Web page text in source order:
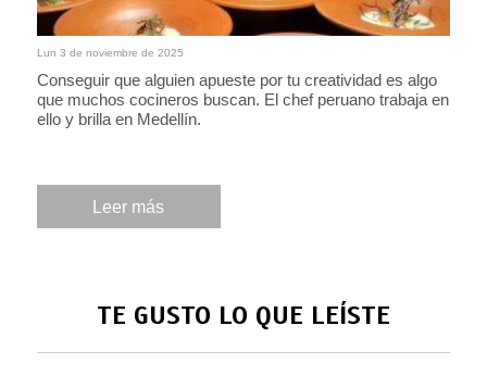
Lun 3 de noviembre de 2025
Conseguir que alguien apueste por tu creatividad es algo
que muchos cocineros buscan. El chef peruano trabaja en
ello y brilla en Medellín.
Leer más
TE GUSTO LO QUE LEÍSTE